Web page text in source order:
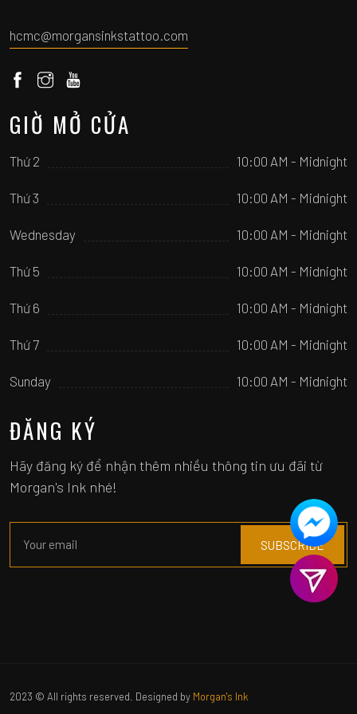
hcmc@morgansinkstattoo.com
GIỜ MỞ CỬA
Thứ 2 10:00 AM - Midnight
Thứ 3 10:00 AM - Midnight
Wednesday 10:00 AM - Midnight
Thứ 5 10:00 AM - Midnight
Thứ 6 10:00 AM - Midnight
Thứ 7 10:00 AM - Midnight
Sunday 10:00 AM - Midnight
ĐĂNG KÝ
Hãy đăng ký để nhận thêm nhiều thông tin ưu đãi từ
Morgan's Ink nhé!
2023 © All rights reserved. Designed by Morgan's Ink